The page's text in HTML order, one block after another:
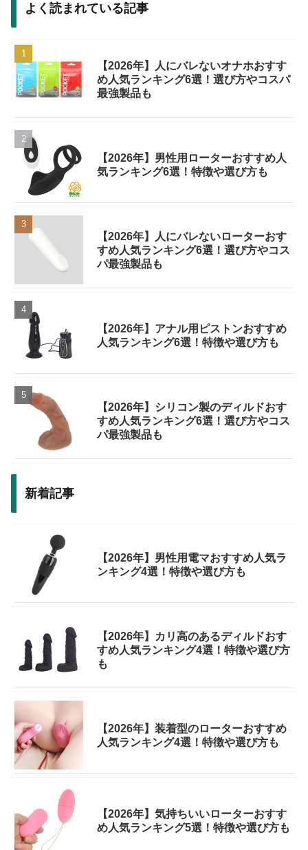
よく読まれている記事
【2026年】人にバレないオナホおすす
め人気ランキング6選！選び方やコスパ
最強製品も
【2026年】男性用ローターおすすめ人
気ランキング6選！特徴や選び方も
【2026年】人にバレないローターおす
すめ人気ランキング6選！選び方やコス
パ最強製品も
【2026年】アナル用ピストンおすすめ
人気ランキング6選！特徴や選び方も
【2026年】シリコン製のディルドおす
すめ人気ランキング6選！選び方やコス
パ最強製品も
新着記事
【2026年】男性用電マおすすめ人気ラ
ンキング4選！特徴や選び方も
【2026年】カリ高のあるディルドおす
すめ人気ランキング4選！特徴や選び方
も
【2026年】装着型のローターおすすめ
人気ランキング4選！特徴や選び方も
【2026年】気持ちいいローターおすす
め人気ランキング5選！特徴や選び方も